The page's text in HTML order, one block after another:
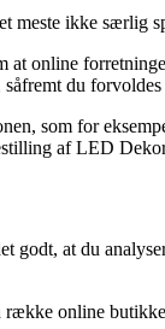
meste ikke særlig
online
du
som for
af LED
godt, at du
online